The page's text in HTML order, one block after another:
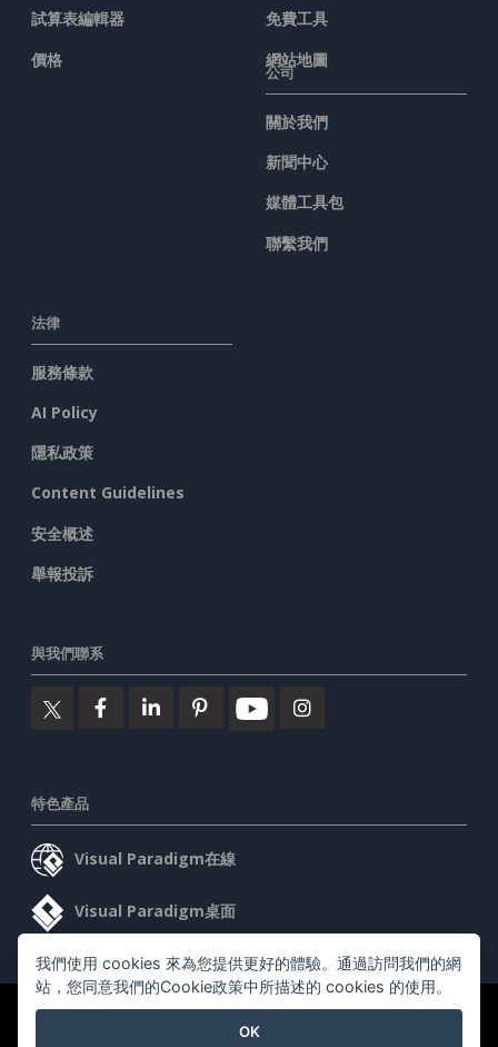
試算表編輯器
價格
免費工具
網站地圖
公司
關於我們
新聞中心
媒體工具包
聯繫我們
法律
服務條款
AI Policy
隱私政策
Content Guidelines
安全概述
舉報投訴
與我們聯系
特色產品
Visual Paradigm在線
Visual Paradigm桌面
©2026 by Visual Paradigm. 版權所有。
我們使用 cookies 來為您提供更好的體驗。通過訪問我們的網
站，您同意我們的Cookie政策中所描述的 cookies 的使用。
OK